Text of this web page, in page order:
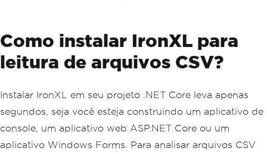
Como instalar IronXL para
leitura de arquivos CSV?
Instalar IronXL em seu projeto .NET Core leva apenas
segundos, seja você esteja construindo um aplicativo de
console, um aplicativo web ASP.NET Core ou um
aplicativo Windows Forms. Para analisar arquivos CSV